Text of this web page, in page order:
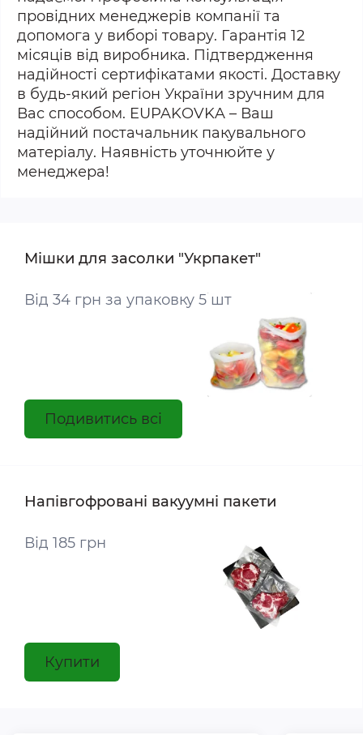
провідних менеджерів компанії та
допомога у виборі товару. Гарантія 12
місяців від виробника. Підтвердження
надійності сертифікатами якості. Доставку
в будь-який регіон України зручним для
Вас способом. EUPAKOVKA – Ваш
надійний постачальник пакувального
матеріалу. Наявність уточнюйте у
менеджера!
Мішки для засолки "Укрпакет"
Від 34 грн за упаковку 5 шт
Подивитись всі
Напівгофровані вакуумні пакети
Від 185 грн
Купити